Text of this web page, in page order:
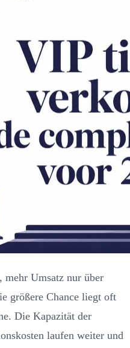
mehr Umsatz nur über
größere Chance liegt oft
Die Kapazität der
laufen weiter und